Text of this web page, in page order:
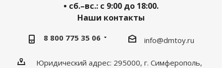
• сб.–вс.: с 9:00 до 18:00.
Наши контакты
8 800 775 35 06 info@dmtoy.ru
Юридический адрес: 295000, г. Симферополь,